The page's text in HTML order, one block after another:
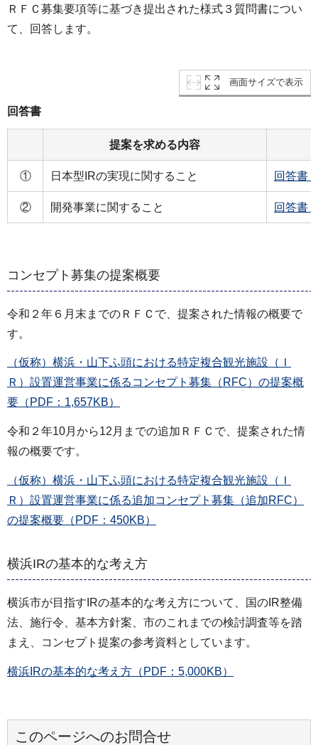
ＲＦＣ募集要項等に基づき提出された様式３質問書につい
て、回答します。
画面サイズで表示
回答書
提案を求める内容
① 日本型IRの実現に関すること 回答書
② 開発事業に関すること 回答書
コンセプト募集の提案概要
令和２年６月末までのＲＦＣで、提案された情報の概要で
す。
（仮称）横浜・山下ふ頭における特定複合観光施設（Ｉ
Ｒ）設置運営事業に係るコンセプト募集（RFC）の提案概
要（PDF：1,657KB）
令和２年10月から12月までの追加ＲＦＣで、提案された情
報の概要です。
（仮称）横浜・山下ふ頭における特定複合観光施設（Ｉ
Ｒ）設置運営事業に係る追加コンセプト募集（追加RFC）
の提案概要（PDF：450KB）
横浜IRの基本的な考え方
横浜市が目指すIRの基本的な考え方について、国のIR整備
法、施行令、基本方針案、市のこれまでの検討調査等を踏
まえ、コンセプト提案の参考資料としています。
横浜IRの基本的な考え方（PDF：5,000KB）
このページへのお問合せ